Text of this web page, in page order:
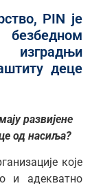
PIN је
деце
развијене
од насиља?
које
и адекватно